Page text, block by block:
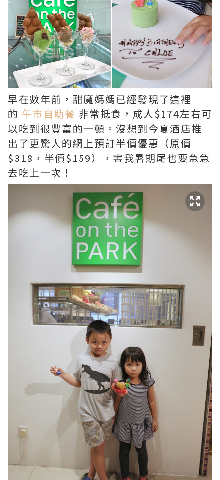
早在數年前，甜魔媽媽已經發現了這裡
的 午市自助餐 非常抵食，成人$174左右可
以吃到很豐富的一頓。沒想到今夏酒店推
出了更驚人的網上預訂半價優惠（原價
$318，半價$159），害我暑期尾也要急急
去吃上一次！